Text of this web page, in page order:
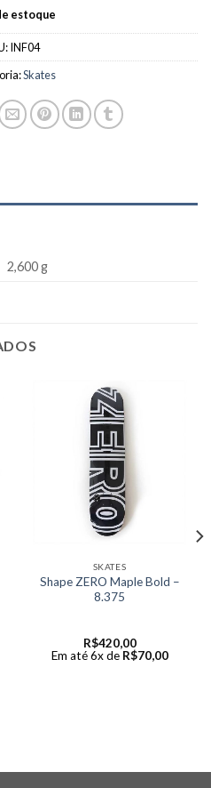
estoque
INF04
Skates
2,600 g
SKATES
Shape ZERO Maple Bold –
8.375
R$420,00
Em até 6x de R$70,00